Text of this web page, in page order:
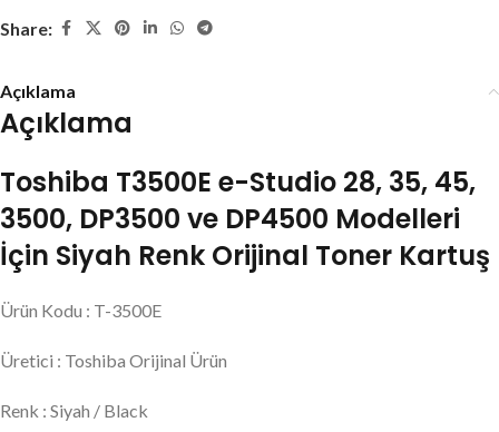
Share:
Açıklama
Açıklama
Toshiba T3500E e-Studio 28, 35, 45,
3500, DP3500 ve DP4500 Modelleri
İçin Siyah Renk Orijinal Toner Kartuş
Ürün Kodu : T-3500E
Üretici : Toshiba Orijinal Ürün
Renk : Siyah / Black